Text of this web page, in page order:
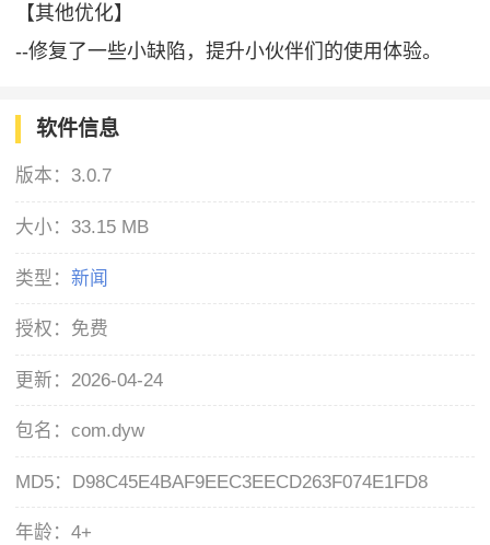
【其他优化】
--修复了一些小缺陷，提升小伙伴们的使用体验。
软件信息
版本： 3.0.7
大小： 33.15 MB
类型：新闻
授权： 免费
更新： 2026-04-24
包名：com.dyw
MD5： D98C45E4BAF9EEC3EECD263F074E1FD8
年龄：4+